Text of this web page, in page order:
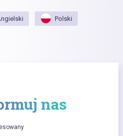
Polski
nas